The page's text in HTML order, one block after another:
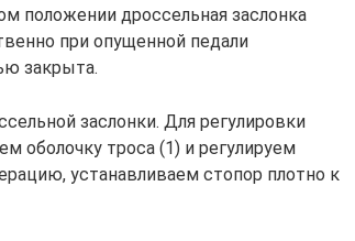
положении дроссельная заслонка
при опущенной педали
закрыта.
заслонки. Для регулировки
оболочку троса (1) и регулируем
устанавливаем стопор плотно к